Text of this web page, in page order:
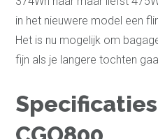
in het nieuwere model een
Het is nu mogelijk om
fijn als je langere tochten